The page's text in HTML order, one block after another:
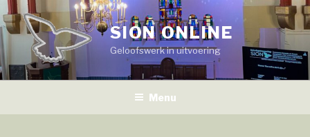
Naar
de
inhoud
springen
SION ONLINE
Geloofswerk in uitvoering
Menu